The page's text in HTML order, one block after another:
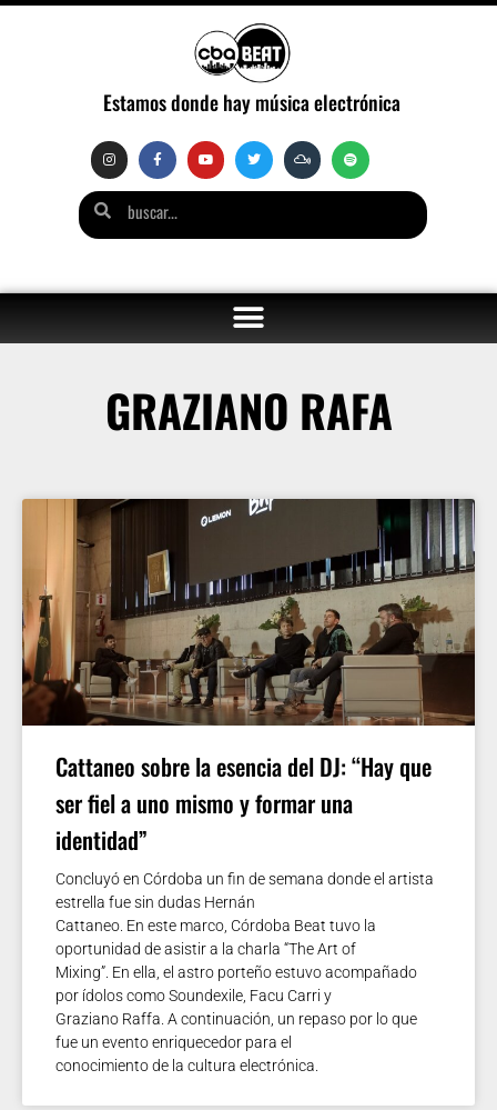
Estamos donde hay música electrónica
GRAZIANO RAFA
Cattaneo sobre la esencia del DJ: “Hay que
ser fiel a uno mismo y formar una
identidad”
Concluyó en Córdoba un fin de semana donde el artista
estrella fue sin dudas Hernán
Cattaneo. En este marco, Córdoba Beat tuvo la
oportunidad de asistir a la charla “The Art of
Mixing”. En ella, el astro porteño estuvo acompañado
por ídolos como Soundexile, Facu Carri y
Graziano Raffa. A continuación, un repaso por lo que
fue un evento enriquecedor para el
conocimiento de la cultura electrónica.